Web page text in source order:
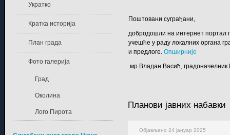
Поштовани суграђани,
добродошли на интернет портал
учешће у раду локалних органа
и предлоге.Опширније
мр Владан Васић, градоначелник
Планови јавних набавки
Објављено 24 јануар 2025
Укратко
Кратка историја
План града
Фото галерија
Град
Околина
Лого Пирота